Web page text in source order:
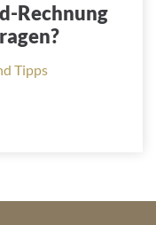
Rechnung
Tipps